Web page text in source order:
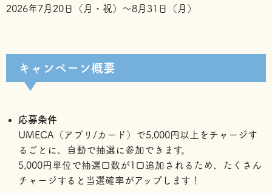
2026年7月20日（月・祝）～8月31日（月）
キャンペーン概要
応募条件
UMECA（アプリ/カード）で5,000円以上をチャージす
るごとに、自動で抽選に参加できます。
5,000円単位で抽選口数が1口追加されるため、たくさん
チャージすると当選確率がアップします！